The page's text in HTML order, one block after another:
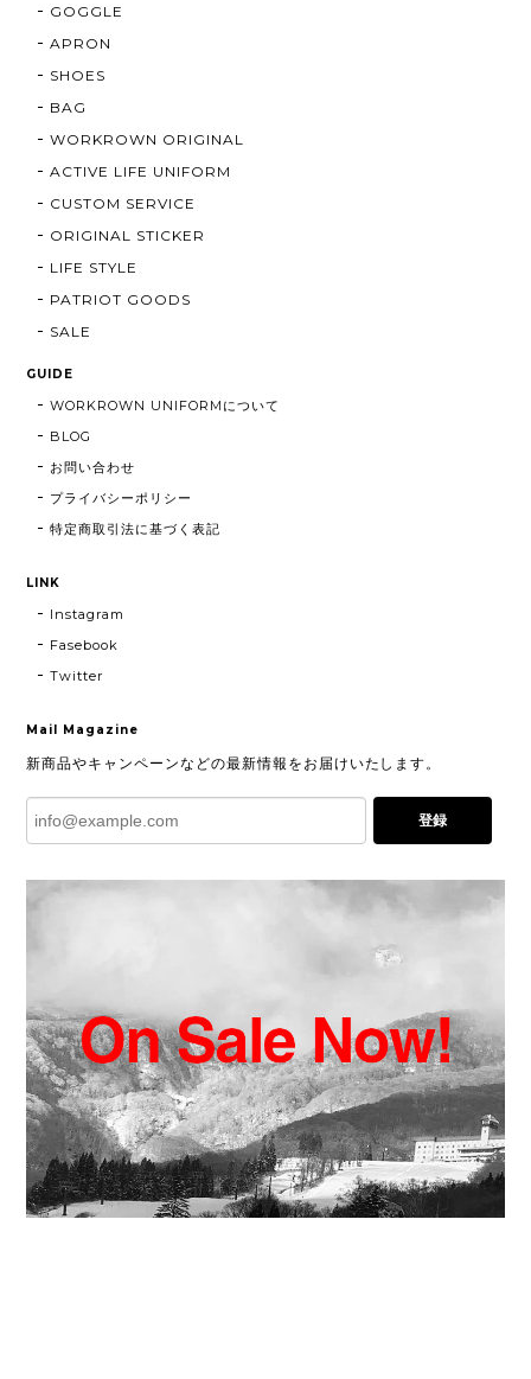
GOGGLE
APRON
SHOES
BAG
WORKROWN ORIGINAL
ACTIVE LIFE UNIFORM
CUSTOM SERVICE
ORIGINAL STICKER
LIFE STYLE
PATRIOT GOODS
SALE
GUIDE
WORKROWN UNIFORMについて
BLOG
お問い合わせ
プライバシーポリシー
特定商取引法に基づく表記
LINK
Instagram
Fasebook
Twitter
Mail Magazine
新商品やキャンペーンなどの最新情報をお届けいたします。
登録